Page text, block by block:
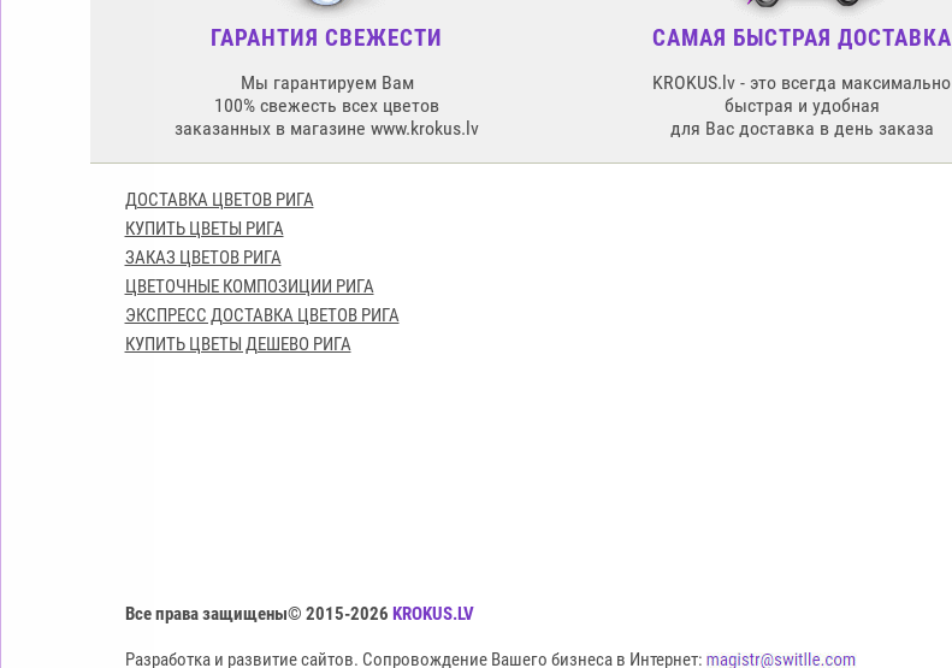
ГАРАНТИЯ СВЕЖЕСТИ
Мы гарантируем Вам
100% свежесть всех цветов
заказанных в магазине www.krokus.lv
САМАЯ БЫСТРАЯ ДОСТАВКА
KROKUS.lv - это всегда максимально
быстрая и удобная
для Вас доставка в день заказа
ДОСТАВКА ЦВЕТОВ РИГА
КУПИТЬ ЦВЕТЫ РИГА
ЗАКАЗ ЦВЕТОВ РИГА
ЦВЕТОЧНЫЕ КОМПОЗИЦИИ РИГА
ЭКСПРЕСС ДОСТАВКА ЦВЕТОВ РИГА
КУПИТЬ ЦВЕТЫ ДЕШЕВО РИГА
Все права защищены© 2015-2026 KROKUS.LV
Разработка и развитие сайтов. Сопровождение Вашего бизнеса в Интернет: